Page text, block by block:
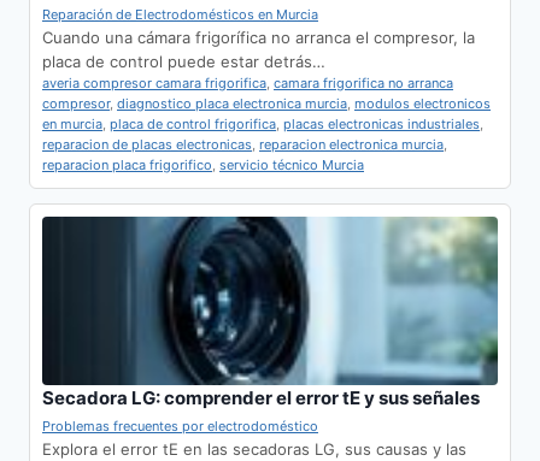
Reparación de Electrodomésticos en Murcia
Cuando una cámara frigorífica no arranca el compresor, la
placa de control puede estar detrás…
averia compresor camara frigorifica, camara frigorifica no arranca
compresor, diagnostico placa electronica murcia, modulos electronicos
en murcia, placa de control frigorifica, placas electronicas industriales,
reparacion de placas electronicas, reparacion electronica murcia,
reparacion placa frigorifico, servicio técnico Murcia
Secadora LG: comprender el error tE y sus señales
Problemas frecuentes por electrodoméstico
Explora el error tE en las secadoras LG, sus causas y las